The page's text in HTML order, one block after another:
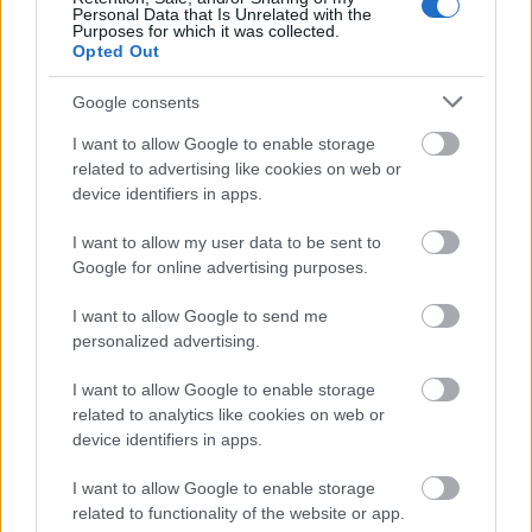
Personal Data that Is Unrelated with the
Purposes for which it was collected.
Opted Out
Google consents
I want to allow Google to enable storage
related to advertising like cookies on web or
device identifiers in apps.
I want to allow my user data to be sent to
Google for online advertising purposes.
I want to allow Google to send me
personalized advertising.
I want to allow Google to enable storage
related to analytics like cookies on web or
device identifiers in apps.
I want to allow Google to enable storage
related to functionality of the website or app.
Dodon,az új köztársasági elnök fel fog vetniVlagyimir
Putyinnak, épp a moldáviai migránsok helyzetének
rendezése lesz.
Oroszország államfője feltehetően nyitottnak
mutatkozik majd, hiszen a külföldi vezetők közül
elsőként talált alkalmat arra, hogy gratuláljon
kollégájának, s meghívja őt a Kremlbe. Erre őt is
világosabb, hogy– az Oroszország piaca, javai fölötti
ellenőrzés megszerzésének kétszáz éves nyugati
USA a Moszkva elleni amerikai
katonai felvonulási tereppé változtatja hovatovább
egész Európát.
Ebben a helyzetben a Kreml vezetői
minden lehetőséget megragadnak, hogy úgy-ahogy
fenntartsák az Oroszország északi, nyugati és déli
határáig a NATO égisze alatt előretolt amerikai
Sok minden jelzi, hogy vége az egypólusú, a